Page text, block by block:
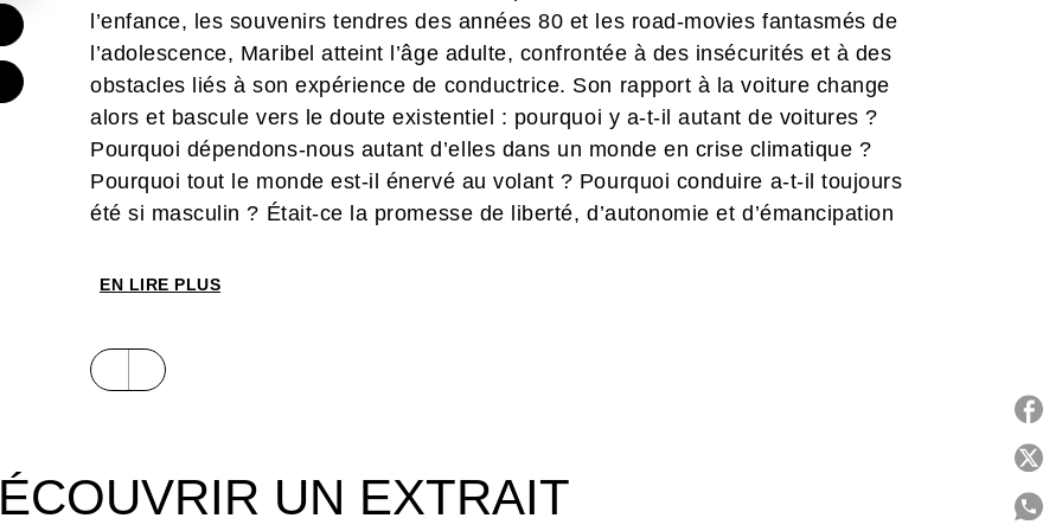
l’enfance, les souvenirs tendres des années 80 et les road-movies fantasmés de
l’adolescence, Maribel atteint l’âge adulte, confrontée à des insécurités et à des
obstacles liés à son expérience de conductrice. Son rapport à la voiture change
alors et bascule vers le doute existentiel : pourquoi y a-t-il autant de voitures ?
Pourquoi dépendons-nous autant d’elles dans un monde en crise climatique ?
Pourquoi tout le monde est-il énervé au volant ? Pourquoi conduire a-t-il toujours
été si masculin ? Était-ce la promesse de liberté, d’autonomie et d’émancipation
route, défiant son anxiété à conduire. Se dessine un voyage à la fois amusant et
véhicule.
EN LIRE PLUS
UN EXTRAIT